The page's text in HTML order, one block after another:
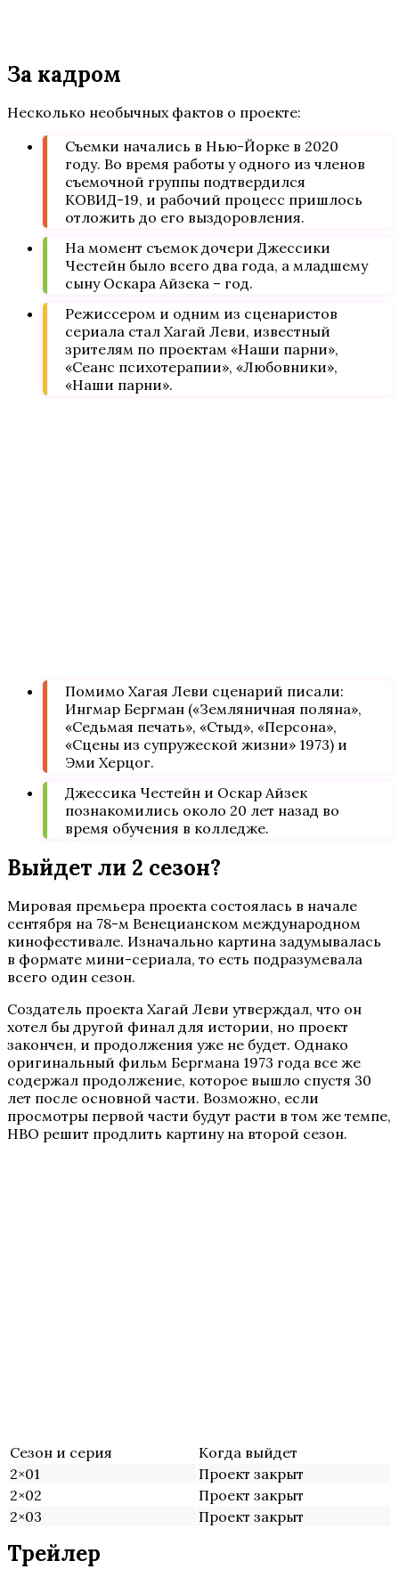
За кадром
Несколько необычных фактов о проекте:
Съемки начались в Нью-Йорке в 2020
году. Во время работы у одного из членов
съемочной группы подтвердился
КОВИД-19, и рабочий процесс пришлось
отложить до его выздоровления.
На момент съемок дочери Джессики
Честейн было всего два года, а младшему
сыну Оскара Айзека – год.
Режиссером и одним из сценаристов
сериала стал Хагай Леви, известный
зрителям по проектам «Наши парни»,
«Сеанс психотерапии», «Любовники»,
«Наши парни».
Помимо Хагая Леви сценарий писали:
Ингмар Бергман («Земляничная поляна»,
«Седьмая печать», «Стыд», «Персона»,
«Сцены из супружеской жизни» 1973) и
Эми Херцог.
Джессика Честейн и Оскар Айзек
познакомились около 20 лет назад во
время обучения в колледже.
Выйдет ли 2 сезон?
Мировая премьера проекта состоялась в начале
сентября на 78-м Венецианском международном
кинофестивале. Изначально картина задумывалась
в формате мини-сериала, то есть подразумевала
всего один сезон.
Создатель проекта Хагай Леви утверждал, что он
хотел бы другой финал для истории, но проект
закончен, и продолжения уже не будет. Однако
оригинальный фильм Бергмана 1973 года все же
содержал продолжение, которое вышло спустя 30
лет после основной части. Возможно, если
просмотры первой части будут расти в том же темпе,
НВО решит продлить картину на второй сезон.
Сезон и серия
Когда выйдет
2×01
Проект закрыт
2×02
Проект закрыт
2×03
Проект закрыт
Трейлер